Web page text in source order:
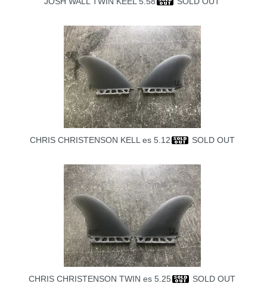
CHRIS CHRISTENSON KELL es 5.12 SOLD OUT
CHRIS CHRISTENSON TWIN es 5.25 SOLD OUT